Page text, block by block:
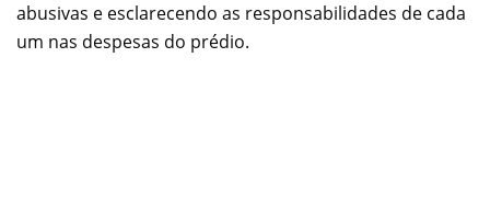
abusivas e esclarecendo as responsabilidades de cada
um nas despesas do prédio.